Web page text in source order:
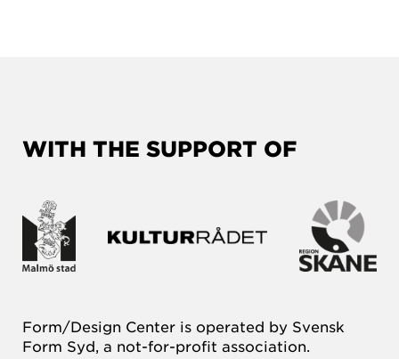
WITH THE SUPPORT OF
Form/Design Center is operated by Svensk
Form Syd, a not-for-profit association.